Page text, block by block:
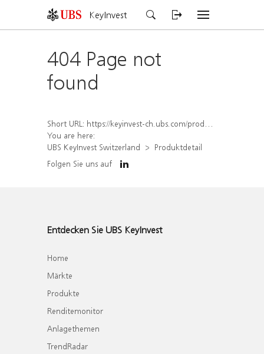
KeyInvest
404 Page not
found
Short URL: https://keyinvest-ch.ubs.com/produkt/detail/index/isin/CH1581942187
You are here:
UBS KeyInvest Switzerland
Produktdetail
Folgen Sie uns auf
Entdecken Sie UBS KeyInvest
Home
Märkte
Produkte
Renditemonitor
Anlagethemen
TrendRadar